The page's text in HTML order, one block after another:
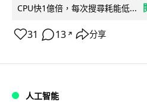
CPU快1億倍，每次搜尋耗能低...
31 13 ↗ 分享
人工智能